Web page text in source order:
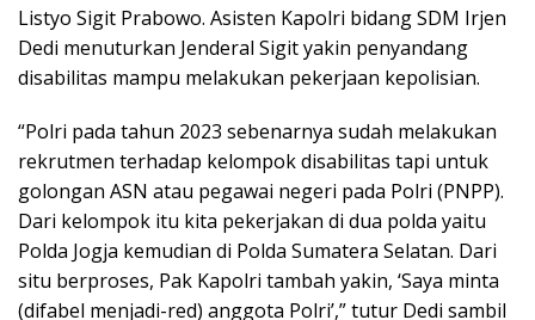
Listyo Sigit Prabowo. Asisten Kapolri bidang SDM Irjen
Dedi menuturkan Jenderal Sigit yakin penyandang
disabilitas mampu melakukan pekerjaan kepolisian.
“Polri pada tahun 2023 sebenarnya sudah melakukan
rekrutmen terhadap kelompok disabilitas tapi untuk
golongan ASN atau pegawai negeri pada Polri (PNPP).
Dari kelompok itu kita pekerjakan di dua polda yaitu
Polda Jogja kemudian di Polda Sumatera Selatan. Dari
situ berproses, Pak Kapolri tambah yakin, ‘Saya minta
(difabel menjadi-red) anggota Polri’,” tutur Dedi sambil